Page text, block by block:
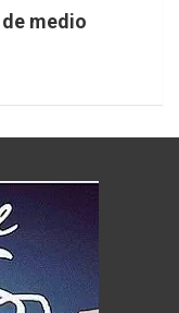
medio